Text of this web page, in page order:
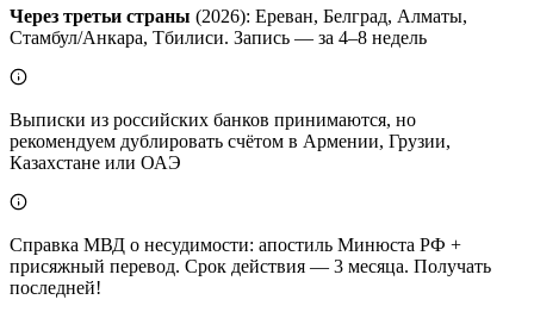
Через третьи страны (2026): Ереван, Белград, Алматы,
Стамбул/Анкара, Тбилиси. Запись — за 4–8 недель
Выписки из российских банков принимаются, но
рекомендуем дублировать счётом в Армении, Грузии,
Казахстане или ОАЭ
Справка МВД о несудимости: апостиль Минюста РФ +
присяжный перевод. Срок действия — 3 месяца. Получать
последней!